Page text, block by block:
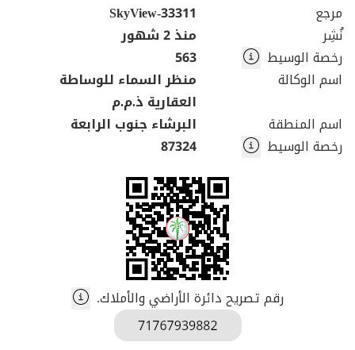
مرجع
SkyView-33311
نُشِر
منذ 2 شهور
رخصة الوسيط
563
اسم الوكالة
منظر السماء للوساطة
العقارية ذ.م.م
اسم المنطقة
البرشاء جنوب الرابعة
رخصة الوسيط
87324
رقم تصريح دائرة الأراضي والأملاك.